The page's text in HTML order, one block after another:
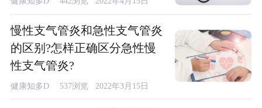
慢性支气管炎和急性支气管炎
的区别?怎样正确区分急性慢
性支气管炎?
健康知多D 537浏览 2022年3月15日